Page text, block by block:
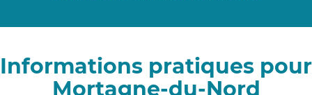
Informations pratiques pour
Mortagne-du-Nord